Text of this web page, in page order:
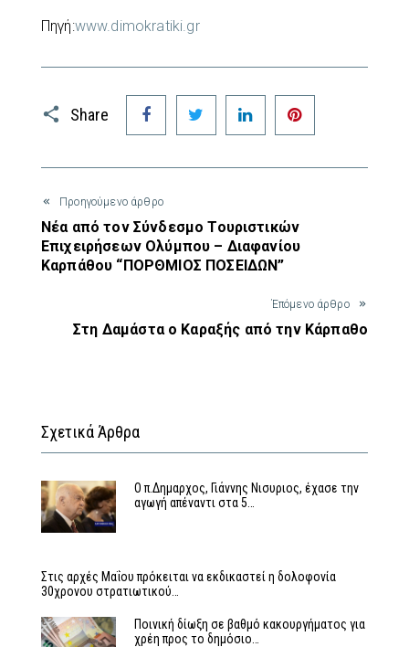
Πηγή:www.dimokratiki.gr
Share
Facebook Twitter LinkedIn
Προηγούμενο άρθρο
Νέα από τον Σύνδεσμο Τουριστικών
Επιχειρήσεων Ολύμπου – Διαφανίου
Καρπάθου “ΠΟΡΘΜΙΟΣ ΠΟΣΕΙΔΩΝ”
Έπόμενο άρθρο
Στη Δαμάστα ο Καραξής από την Κάρπαθο
Σχετικά Άρθρα
Ο π.Δημαρχος, Γιάννης Νισυριος, έχασε την
αγωγή απέναντι στα 5…
Στις αρχές Μαΐου πρόκειται να εκδικαστεί η δολοφονία
30χρονου στρατιωτικού…
Ποινική δίωξη σε βαθμό κακουργήματος για
χρέη προς το δημόσιο…